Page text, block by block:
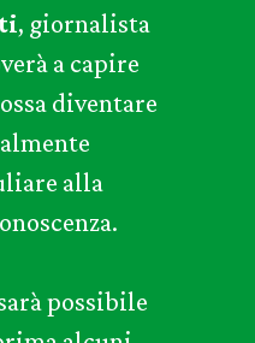
, giornalista
a capire
diventare
alla
possibile